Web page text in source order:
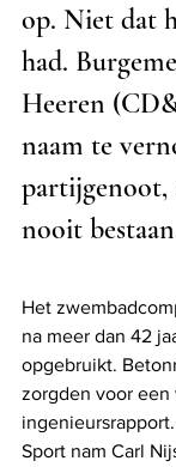
op. Niet dat
had.
Heeren
naam te
partijgenoot,
nooit
Het
na meer dan 42
opgebruikt.
zorgden voor
Sport nam Carl